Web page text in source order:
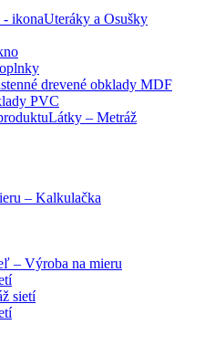
Uteráky a Osušky
drevené obklady MDF
PVC
Látky – Metráž
– Kalkulačka
– Výroba na mieru
sietí